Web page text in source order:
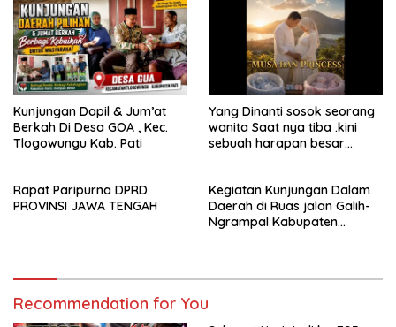
pembangunan yang
berkelanjutan. Dirgahayu
Kabupaten Pati ke-703.
Salam sedulur Pati Selawase.
Facebook
Kunjungan Dapil & Jum’at
Berkah Di Desa GOA , Kec.
Tlogowungu Kab. Pati
Yang Dinanti sosok seorang
wanita Saat nya tiba .kini
sebuah harapan besar
menciptakan lagu Untuk si
buah hati yang berjudul
Musa & Princes.
Rapat Paripurna DPRD
PROVINSI JAWA TENGAH
Kegiatan Kunjungan Dalam
Daerah di Ruas jalan Galih-
Ngrampal Kabupaten
Recommendation for You